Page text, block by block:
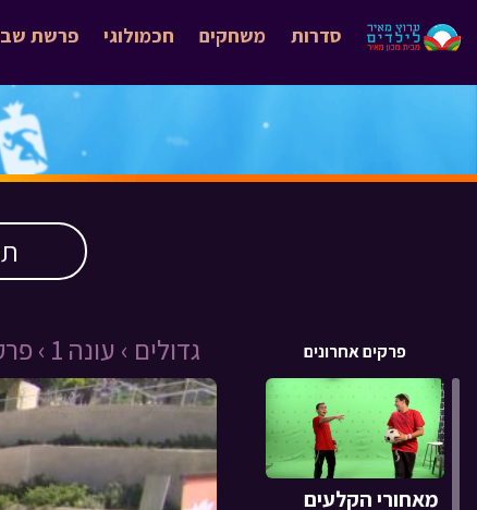
פרשת חכמולוגי משחקים סדרות
גדולים › עונה 1 › פרק פרקים אחרונים
מאחורי הקלעים